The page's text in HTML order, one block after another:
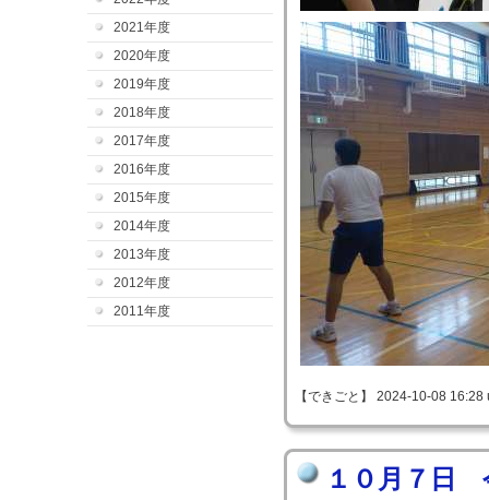
2021年度
2020年度
2019年度
2018年度
2017年度
2016年度
2015年度
2014年度
2013年度
2012年度
2011年度
【できごと】 2024-10-08
１０月７日